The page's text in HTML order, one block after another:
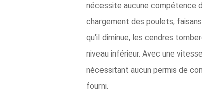
nécessite aucune compétence
chargement des poulets,
qu'il diminue, les cendres
niveau inférieur. Avec une
nécessitant aucun permis de
fourni.